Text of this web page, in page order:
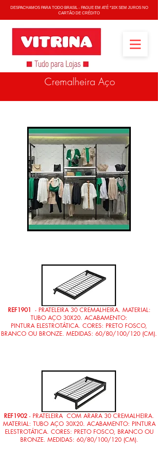
DESPACHAMOS PARA TODO BRASIL - PAGUE EM ATÉ *10X SEM JUROS NO
CARTÃO DE CRÉDITO
Cremalheira Aço
REF1901 - PRATELEIRA 30 CREMALHEIRA. MATERIAL:
TUBO AÇO 30X20. ACABAMENTO:
PINTURA ELESTROTÁTICA. CORES: PRETO FOSCO,
BRANCO OU BRONZE. MEDIDAS: 60/80/100/120 (CM).
REF1902 - PRATELEIRA COM ARARA 30 CREMALHEIRA.
MATERIAL: TUBO AÇO 30X20. ACABAMENTO: PINTURA
ELESTROTÁTICA. CORES: PRETO FOSCO, BRANCO OU
BRONZE. MEDIDAS: 60/80/100/120 (CM).